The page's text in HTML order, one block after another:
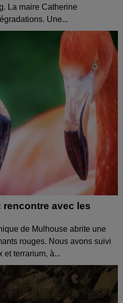
La maire Catherine
Une...
rencontre avec les
de Mulhouse abrite une
rouges. Nous avons suivi
et terrarium, à...